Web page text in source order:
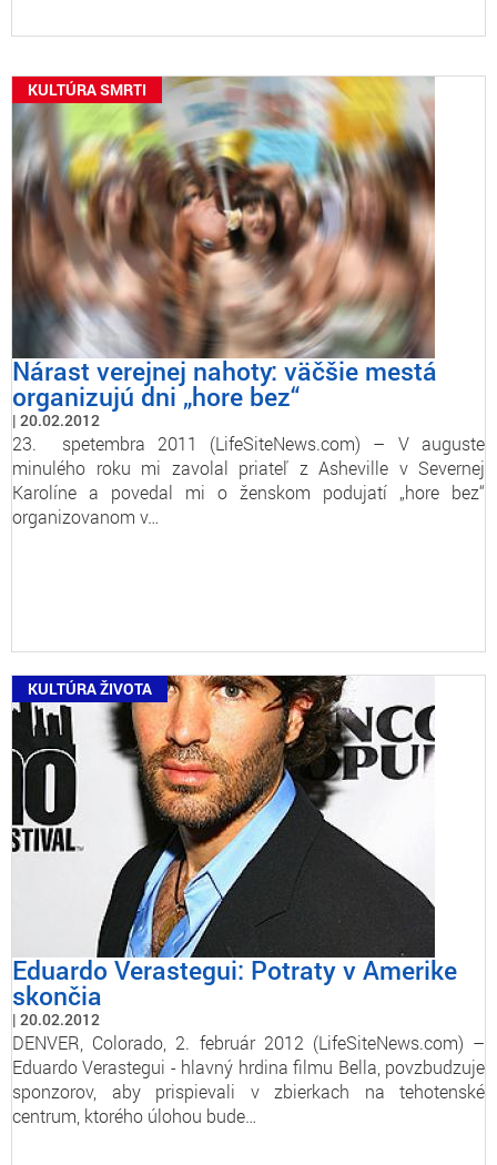
KULTÚRA SMRTI
Nárast verejnej nahoty: väčšie mestá
organizujú dni „hore bez“
20.02.2012
23. spetembra 2011 (LifeSiteNews.com) – V auguste
minulého roku mi zavolal priateľ z Asheville v Severnej
Karolíne a povedal mi o ženskom podujatí „hore bez“
organizovanom v…
KULTÚRA ŽIVOTA
Eduardo Verastegui: Potraty v Amerike
skončia
20.02.2012
DENVER, Colorado, 2. február 2012 (LifeSiteNews.com) –
Eduardo Verastegui - hlavný hrdina filmu Bella, povzbudzuje
sponzorov, aby prispievali v zbierkach na tehotenské
centrum, ktorého úlohou bude…